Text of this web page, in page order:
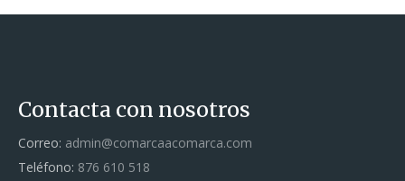
Contacta con nosotros
Correo: admin@comarcaacomarca.com
Teléfono: 876 610 518